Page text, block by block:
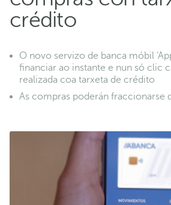
crédito
O novo servizo de banca móbil
financiar ao instante e nun só clic
realizada coa tarxeta de crédito
As compras poderán fraccionarse